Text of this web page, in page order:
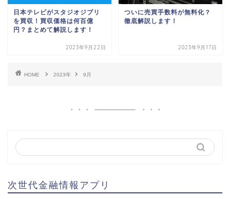
日本テレビがスタジオジブリ
を買収！買収価格は何百億
円？まとめて解説します！
2023年9月22日
ついに売買手数料が無料化？
徹底解説します！
2023年9月17日
HOME 2023年 9月
次世代金融情報アプリ